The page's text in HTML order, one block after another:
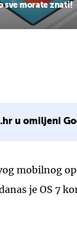
sve morate znati!
u omiljeni
mobilnog
je OS 7